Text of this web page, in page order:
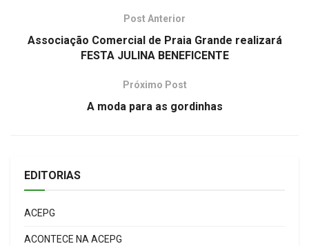
Post Anterior
Associação Comercial de Praia Grande realizará
FESTA JULINA BENEFICENTE
Próximo Post
A moda para as gordinhas
EDITORIAS
ACEPG
ACONTECE NA ACEPG